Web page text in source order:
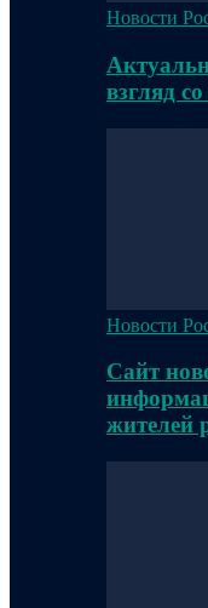
Новости
взгляд
Новости
Сайт
жителей